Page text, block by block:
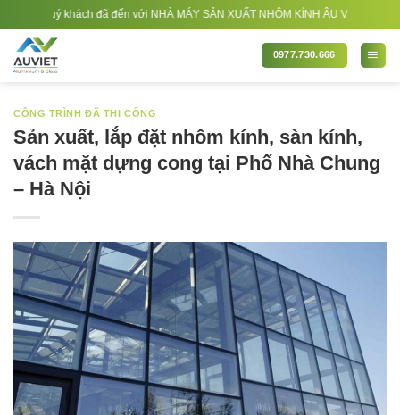
qua
nội
dung
khách đã đến với NHÀ MÁY SẢN XUẤT NHÔM KÍNH ÂU VIỆT. Nhà Sản
0977.730.666
CÔNG TRÌNH ĐÃ THI CÔNG
Sản xuất, lắp đặt nhôm kính, sàn kính,
vách mặt dựng cong tại Phố Nhà Chung
– Hà Nội